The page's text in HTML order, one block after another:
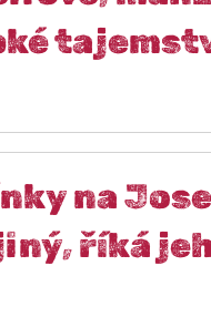
na
říká